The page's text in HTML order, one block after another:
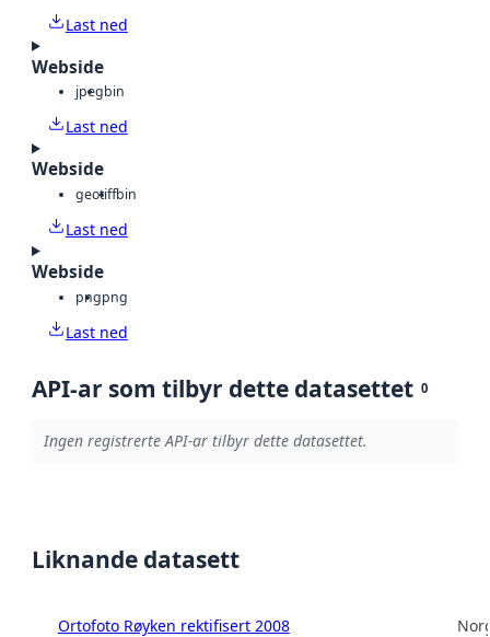
Last ned
Webside
jpegbin
Last ned
Webside
geotiffbin
Last ned
Webside
pngpng
Last ned
API-ar som tilbyr dette datasettet 0
Ingen registrerte API-ar tilbyr dette datasettet.
Liknande datasett
Ortofoto Røyken rektifisert 2008